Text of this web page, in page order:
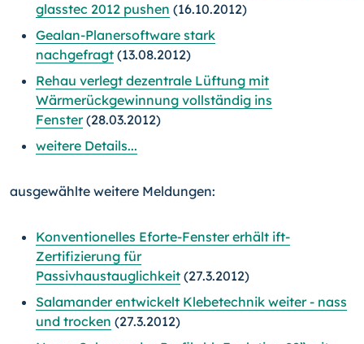
glasstec 2012 pushen (16.10.2012)
Gealan-Planersoftware stark
nachgefragt (13.08.2012)
Rehau verlegt dezentrale Lüftung mit
Wärmerückgewinnung vollständig ins
Fenster(28.03.2012)
weitere Details...
ausgewählte weitere Meldungen:
Konventionelles Eforte-Fenster erhält ift-
Zertifizierung für
Passivhaustauglichkeit (27.3.2012)
Salamander entwickelt Klebetechnik weiter - nass
und trocken (27.3.2012)